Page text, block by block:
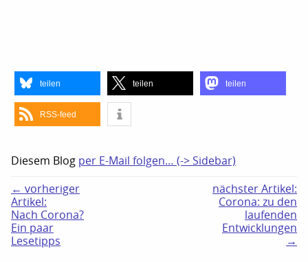
teilen teilen teilen
RSS-feed
Diesem Blog per E-Mail folgen… (-> Sidebar)
← vorheriger
Artikel:
Nach Corona?
Ein paar
Lesetipps
nächster Artikel:
Corona: zu den
laufenden
Entwicklungen
→